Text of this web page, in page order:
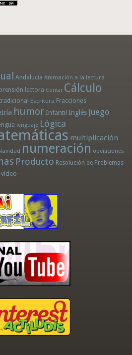
Andalucía Animación a la lectura
lectora Contar Cálculo
Escritura Fracciones
humor Infantil Inglés Juego
lenguaje Lógica
multiplicación
numeración operaciones
Producto Resolución de Problemas
vídeo